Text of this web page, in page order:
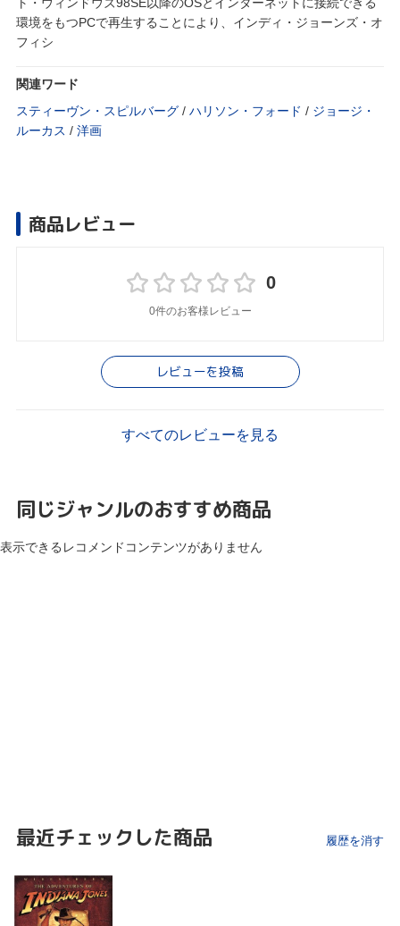
ト・ウィンドウズ98SE以降のOSとインターネットに接続できる
環境をもつPCで再生することにより、インディ・ジョーンズ・オ
フィシ
関連ワード
スティーヴン・スピルバーグ / ハリソン・フォード / ジョージ・
ルーカス / 洋画
商品レビュー
0
0件のお客様レビュー
レビューを投稿
すべてのレビューを見る
同じジャンルのおすすめ商品
表示できるレコメンドコンテンツがありません
最近チェックした商品 履歴を消す